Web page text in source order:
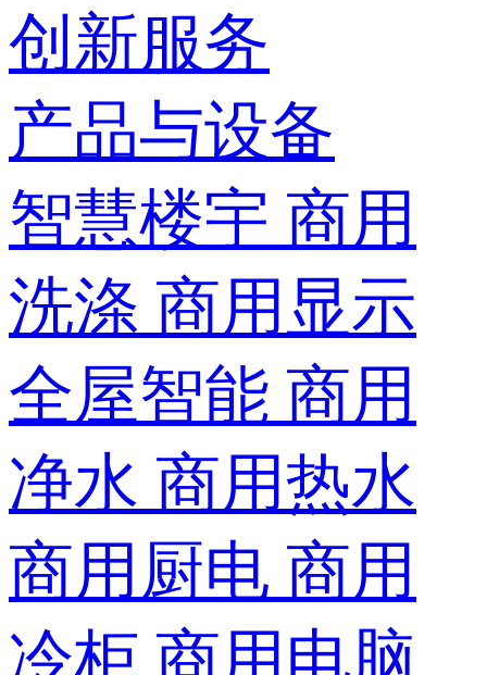
创新服务
产品与设备
智慧楼宇 商用
洗涤 商用显示
全屋智能 商用
净水 商用热水
商用厨电 商用
冷柜 商用电脑